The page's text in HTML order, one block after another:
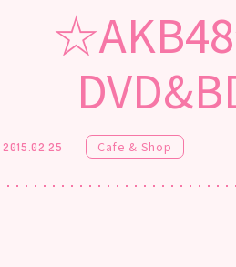
2015.02.25 Cafe & Shop